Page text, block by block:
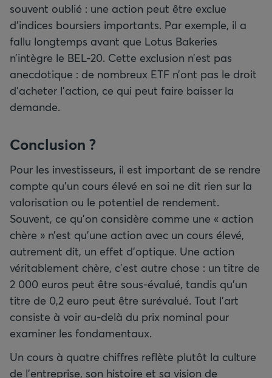
souvent oublié : une action peut être exclue
d’indices boursiers importants. Par exemple, il a
fallu longtemps avant que Lotus Bakeries
n’intègre le BEL-20. Cette exclusion n’est pas
anecdotique : de nombreux ETF n’ont pas le droit
d’acheter l’action, ce qui peut faire baisser la
demande.
Conclusion ?
Pour les investisseurs, il est important de se rendre
compte qu’un cours élevé en soi ne dit rien sur la
valorisation ou le potentiel de rendement.
Souvent, ce qu’on considère comme une « action
chère » n’est qu’une action avec un cours élevé,
autrement dit, un effet d’optique. Une action
véritablement chère, c’est autre chose : un titre de
2 000 euros peut être sous-évalué, tandis qu’un
titre de 0,2 euro peut être surévalué. Tout l’art
consiste à voir au-delà du prix nominal pour
examiner les fondamentaux.
Un cours à quatre chiffres reflète plutôt la culture
de l’entreprise, son histoire et sa vision de